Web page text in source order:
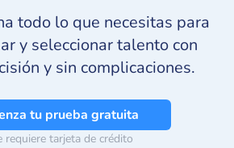
todo lo que necesitas para
y seleccionar talento con
y sin complicaciones.
tu prueba gratuita
requiere tarjeta de crédito